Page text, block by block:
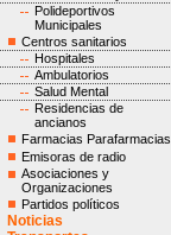
Polideportivos
Municipales
Centros sanitarios
Hospitales
Ambulatorios
Salud Mental
Residencias de
ancianos
Farmacias Parafarmacias
Emisoras de radio
Asociaciones y
Organizaciones
Partidos políticos
Noticias